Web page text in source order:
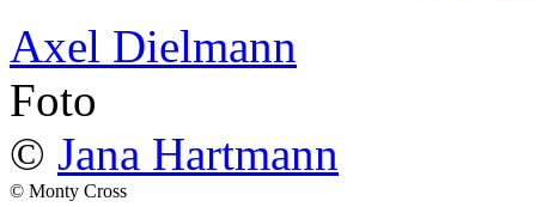
Axel Dielmann
Foto
© Jana Hartmann
© Monty Cross